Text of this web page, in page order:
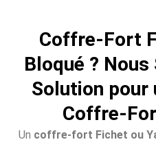
Coffre-Fort
Bloqué ?
Solution pour
Coffre-
Un coffre-fort Fichet ou